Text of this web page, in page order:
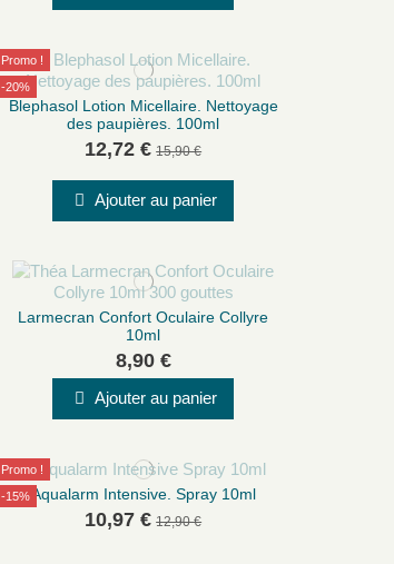
Promo !
-20%
Blephasol Lotion Micellaire. Nettoyage
des paupières. 100ml
12,72 € 15,90 €
Ajouter au panier
Larmecran Confort Oculaire Collyre
10ml
8,90 €
Ajouter au panier
Promo !
-15% Aqualarm Intensive. Spray 10ml
10,97 € 12,90 €